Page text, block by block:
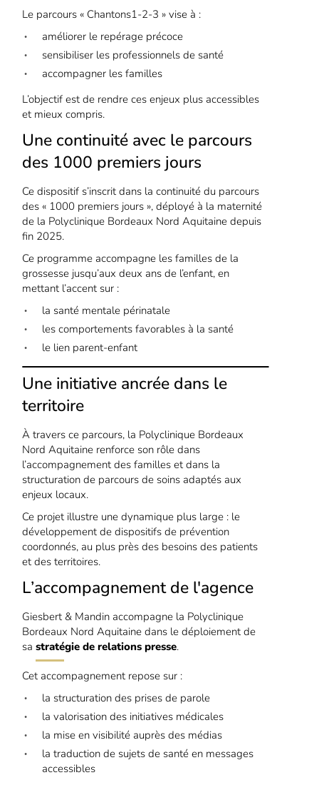
Le parcours « Chantons1-2-3 » vise à :
améliorer le repérage précoce
sensibiliser les professionnels de santé
accompagner les familles
L’objectif est de rendre ces enjeux plus accessibles
et mieux compris.
Une continuité avec le parcours
des 1000 premiers jours
Ce dispositif s’inscrit dans la continuité du parcours
des « 1000 premiers jours », déployé à la maternité
de la Polyclinique Bordeaux Nord Aquitaine depuis
fin 2025.
Ce programme accompagne les familles de la
grossesse jusqu’aux deux ans de l’enfant, en
mettant l’accent sur :
la santé mentale périnatale
les comportements favorables à la santé
le lien parent-enfant
Une initiative ancrée dans le
territoire
À travers ce parcours, la Polyclinique Bordeaux
Nord Aquitaine renforce son rôle dans
l’accompagnement des familles et dans la
structuration de parcours de soins adaptés aux
enjeux locaux.
Ce projet illustre une dynamique plus large : le
développement de dispositifs de prévention
coordonnés, au plus près des besoins des patients
et des territoires.
L’accompagnement de l'agence
Giesbert & Mandin accompagne la Polyclinique
Bordeaux Nord Aquitaine dans le déploiement de
sastratégie de relations presse.
Cet accompagnement repose sur :
la structuration des prises de parole
la valorisation des initiatives médicales
la mise en visibilité auprès des médias
la traduction de sujets de santé en messages
accessibles